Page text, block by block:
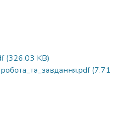
(326.03 KB)
(7.71